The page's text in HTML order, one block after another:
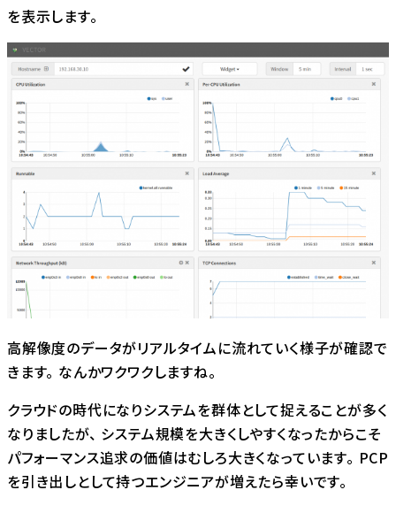
を表示します。
高解像度のデータがリアルタイムに流れていく様子が確認で
きます。 なんかワクワクしますね。
クラウドの時代になりシステムを群体として捉えることが多く
なりましたが、 システム規模を大きくしやすくなったからこそ
パフォーマンス追求の価値はむしろ大きくなっています。 PCP
を引き出しとして持つエンジニアが増えたら幸いです。